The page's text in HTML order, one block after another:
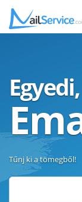
Tűnj ki a tömegből!